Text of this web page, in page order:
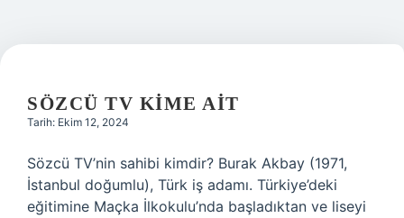
SÖZCÜ TV KIME AIT
Tarih: Ekim 12, 2024
Sözcü TV’nin sahibi kimdir? Burak Akbay (1971,
İstanbul doğumlu), Türk iş adamı. Türkiye’deki
eğitimine Maçka İlkokulu’nda başladıktan ve liseyi